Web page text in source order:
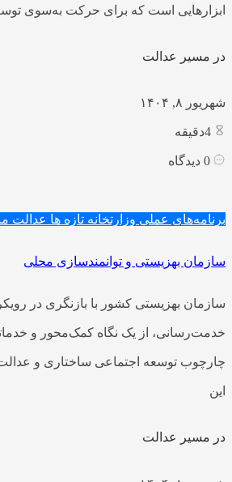
ابزارهایی است که برای حرکت به‌سوی
در مسیر عدالت
شهریور ۸, ۱۴۰۴
دقیقه
دیدگاه
برنامه‌های عملی وزارتخانه تازه ها عدالت
سازمان بهزیستی و توانمندسازی محلی
سازمان بهزیستی کشور با بازنگری در
خدمت‌رسانی، از یک نگاه کمک‌محور و
چارچوب توسعه اجتماعی ساختاری و
این
در مسیر عدالت